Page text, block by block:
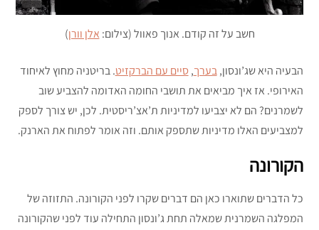
חשב על זה קודם. אנוך פאוול (צילום: אלן וורן)
הבעיה היא שג’ונסון,בערך,סיים עם הברקזיט. בריטניה מחוץ לאיחוד
האירופי. אז איך מביאים את תושבי החומה האדומה להצביע שוב
לשמרנים? הם לא יצביעו למדיניות ת’אצ’ריסטית. לכן, יש צורך לספק
למצביעים האלו מדיניות שתספק אותם. וזה אומר לפתוח את הארנק.
הקורונה
כל הדברים שתוארו כאן הם דברים שקרו לפני הקורונה. התזוזה של
המפלגה השמרנית שמאלה תחת ג’ונסון התחילה עוד לפני שהקורונה